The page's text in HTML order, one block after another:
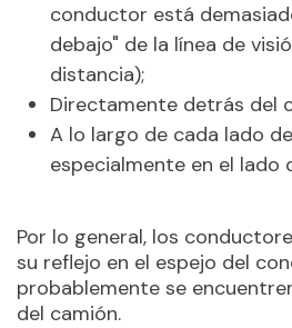
conductor está
debajo" de la línea de
distancia);
Directamente detrás del
A lo largo de cada lado
especialmente en el lado
Por lo general, los
su reflejo en el espejo del
probablemente se
del camión.